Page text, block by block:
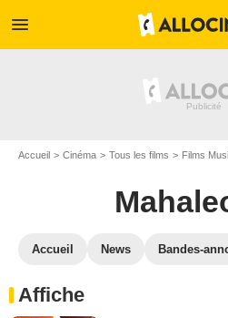
menu
Accueil Cinéma Tous les films Films
Accueil News Bandes-
Affiche